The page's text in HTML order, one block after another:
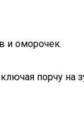
и оморочек.
порчу на